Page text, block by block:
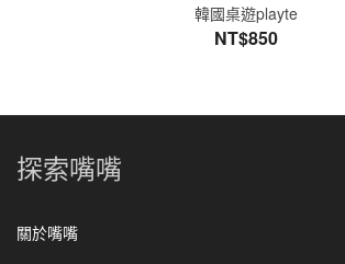
韓國桌遊playte
NT$850
探索嘴嘴
關於嘴嘴